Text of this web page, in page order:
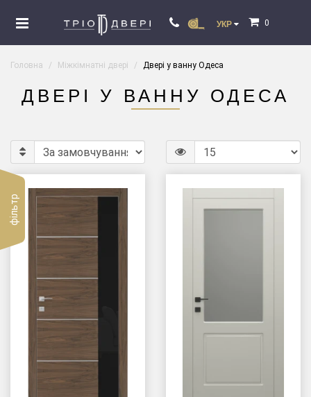
УКР 0
Головна Міжкімнатні двері Двері у ванну Одеса
ДВЕРІ У ВАННУ ОДЕСА
фільтр